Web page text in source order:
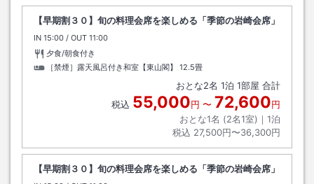
【早期割３０】旬の料理会席を楽しめる「季節の岩崎会席」
IN チェックイン
15:00 / OUT チェックアウト
11:00
夕食/朝食付き
［禁煙］露天風呂付き和室【東山閣】
12.5畳
おとな2名 1泊 1部屋 合計
税込 55,000円 〜 72,600円
おとな1名 (2名1室)｜ 1泊
税込 27,500円〜36,300円
【早期割３０】旬の料理会席を楽しめる「季節の岩崎会席」